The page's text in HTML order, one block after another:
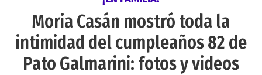
Moria Casán mostró toda la
intimidad del cumpleaños 82 de
Pato Galmarini: fotos y videos